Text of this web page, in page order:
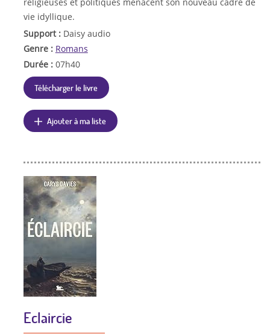
vie idyllique.
Support : Daisy audio
Genre : Romans
Durée : 07h40
Télécharger le livre
Ajouter à ma liste
Eclaircie